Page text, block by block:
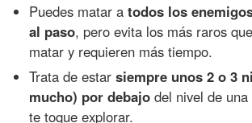
Puedes matar atodos los
al paso, pero evita los más raros
matar y requieren más tiempo.
Trata de estarsiempre unos 2 o 3
mucho) por debajo del nivel de
te toque explorar.